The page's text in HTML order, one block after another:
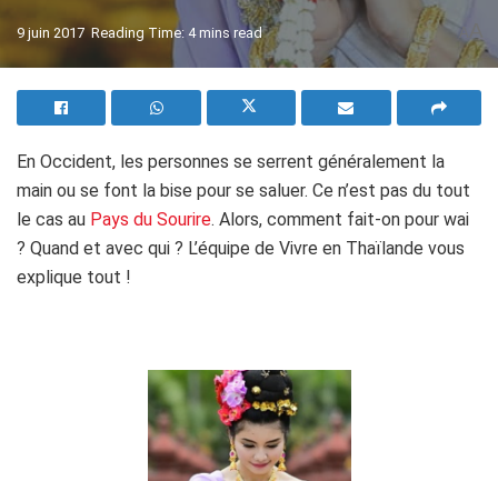
9 juin 2017 Reading Time: 4 mins read
En Occident, les personnes se serrent généralement la
main ou se font la bise pour se saluer. Ce n’est pas du tout
le cas au Pays du Sourire. Alors, comment fait-on pour wai
? Quand et avec qui ? L’équipe de Vivre en Thaïlande vous
explique tout !